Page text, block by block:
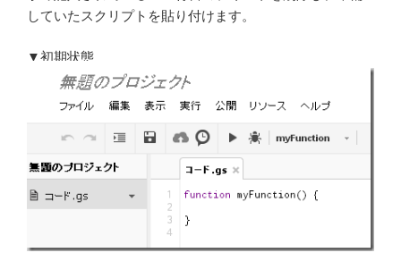
していたスクリプトを貼り付けます。
▼初期状態